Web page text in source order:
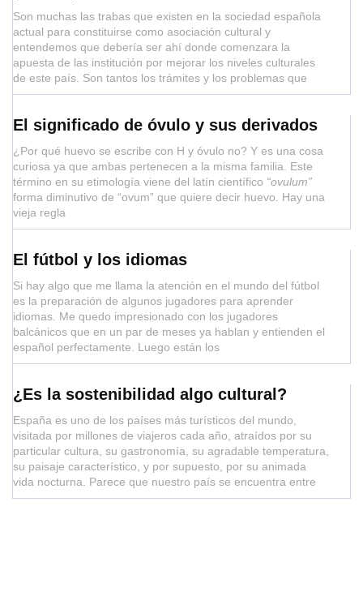
Son muchas las trabas que existen en la sociedad española
actual para constituirse como asociación cultural y
entendemos que debería ser ahí donde comenzara la
apuesta de las institución por mejorar los niveles culturales
de este país. Son tantos los trámites y los problemas que
El significado de óvulo y sus derivados
¿Por qué huevo se escribe con H y óvulo no? Y es una cosa
curiosa ya que ambas pertenecen a la misma familia. Este
término en su etimología viene del latín científico “ovulum”
forma diminutivo de “ovum” que quiere decir huevo. Hay una
vieja regla
El fútbol y los idiomas
Si hay algo que me llama la atención en el mundo del fútbol
es la preparación de algunos jugadores para aprender
idiomas. Me quedo impresionado con los jugadores
balcánicos que en un par de meses ya hablan y entienden el
español perfectamente. Luego están los
¿Es la sostenibilidad algo cultural?
España es uno de los países más turísticos del mundo,
visitada por millones de viajeros cada año, atraídos por su
particular cultura, su gastronomía, su agradable temperatura,
su paisaje característico, y por supuesto, por su animada
vida nocturna. Parece que nuestro país se encuentra entre